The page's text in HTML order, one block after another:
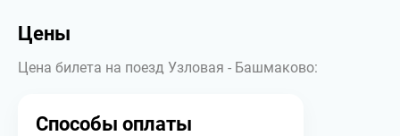
Цены
Цена билета на поезд Узловая - Башмаково:
Способы оплаты